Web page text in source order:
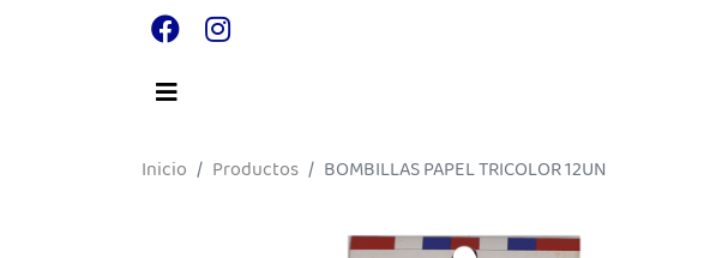
Inicio Productos BOMBILLAS PAPEL TRICOLOR 12UN